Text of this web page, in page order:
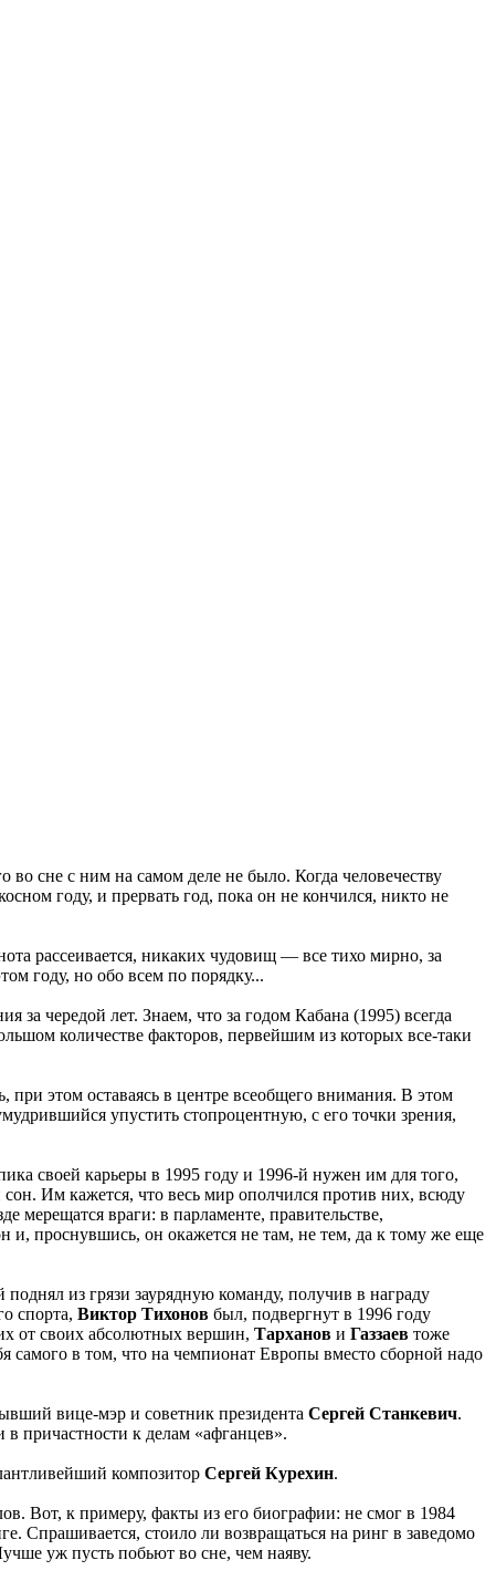
во сне с ним на самом деле не было. Когда человечеству
году, и прервать год, пока он не кончился, никто не
рассеивается, никаких чудовищ — все тихо мирно, за
году, но обо всем по порядку...
чередой лет. Знаем, что за годом Кабана (1995) всегда
количестве факторов, первейшим из которых все-таки
при этом оставаясь в центре всеобщего внимания. В этом
упустить стопроцентную, с его точки зрения,
своей карьеры в 1995 году и 1996-й нужен им для того,
Им кажется, что весь мир ополчился против них, всюду
мерещатся враги: в парламенте, правительстве,
и, проснувшись, он окажется не там, не тем, да к тому же еще
поднял из грязи заурядную команду, получив в награду
спорта, Виктор Тихонов был, подвергнут в 1996 году
от своих абсолютных вершин, Тарханов и Газзаев тоже
самого в том, что на чемпионат Европы вместо сборной надо
вице-мэр и советник президента Сергей Станкевич.
в причастности к делам «афганцев».
композитор Сергей Курехин.
Вот, к примеру, факты из его биографии: не смог в 1984
Спрашивается, стоило ли возвращаться на ринг в заведомо
уж пусть побьют во сне, чем наяву.